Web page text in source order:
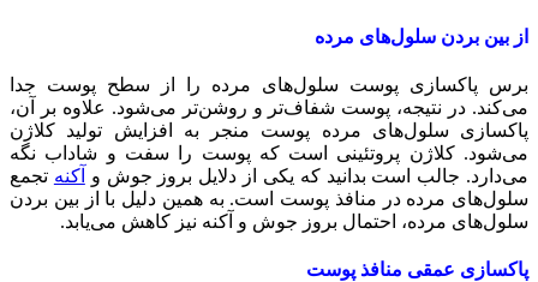
از بین بردن سلول‌های مرده
برس پاکسازی پوست سلول‌های مرده را از سطح پوست جدا
می‌کند. در نتیجه، پوست شفاف‌تر و روشن‌تر می‌شود. علاوه بر آن،
پاکسازی سلول‌های مرده پوست منجر به افزایش تولید کلاژن
می‌شود. کلاژن پروتئینی است که پوست را سفت و شاداب نگه
می‌دارد. جالب است بدانید که یکی از دلایل بروز جوش و آکنه تجمع
سلول‌های مرده در منافذ پوست است. به همین دلیل با از بین بردن
سلول‌های مرده، احتمال بروز جوش و آکنه نیز کاهش می‌یابد.
پاکسازی عمقی منافذ پوست